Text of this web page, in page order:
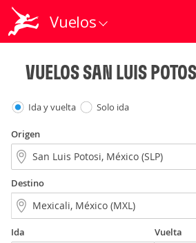
Vuelos
VUELOS SAN LUIS
Ida y vuelta Solo ida
Origen
Destino
Ida Vuelta